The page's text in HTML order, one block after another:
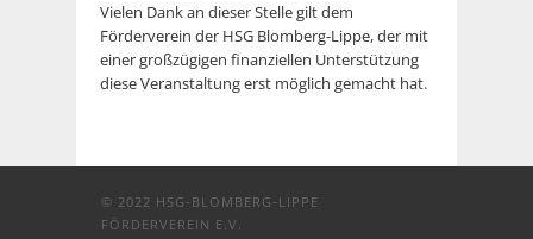
Vielen Dank an dieser Stelle gilt dem
Förderverein der HSG Blomberg-Lippe, der mit
einer großzügigen finanziellen Unterstützung
diese Veranstaltung erst möglich gemacht hat.
© 2022 HSG-BLOMBERG-LIPPE
FÖRDERVEREIN E.V.